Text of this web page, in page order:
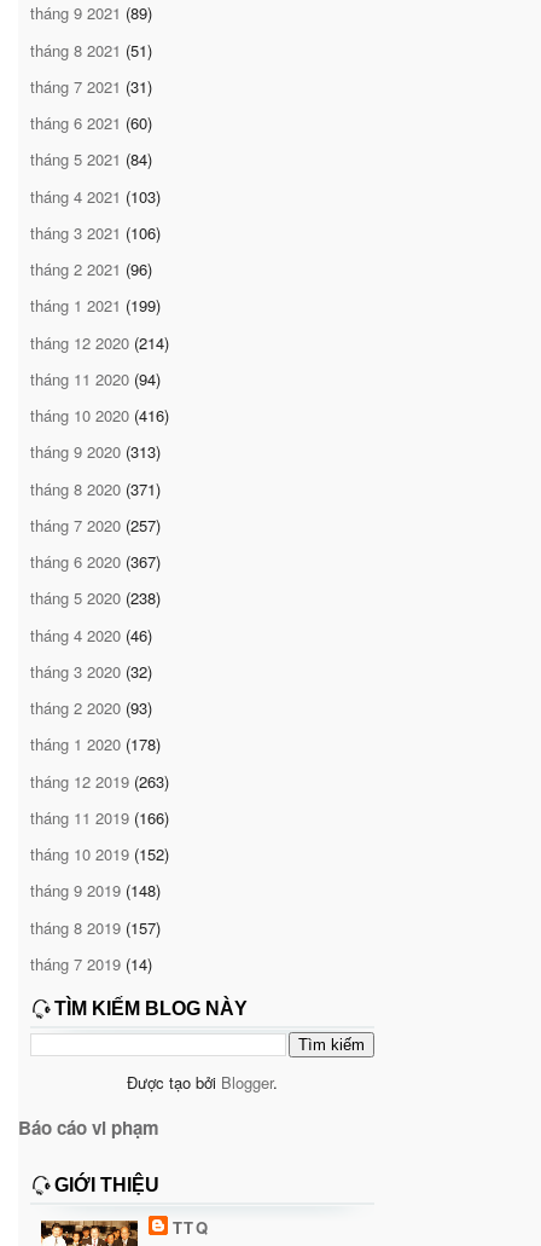
tháng 9 2021 (89)
tháng 8 2021 (51)
tháng 7 2021 (31)
tháng 6 2021 (60)
tháng 5 2021 (84)
tháng 4 2021 (103)
tháng 3 2021 (106)
tháng 2 2021 (96)
tháng 1 2021 (199)
tháng 12 2020 (214)
tháng 11 2020 (94)
tháng 10 2020 (416)
tháng 9 2020 (313)
tháng 8 2020 (371)
tháng 7 2020 (257)
tháng 6 2020 (367)
tháng 5 2020 (238)
tháng 4 2020 (46)
tháng 3 2020 (32)
tháng 2 2020 (93)
tháng 1 2020 (178)
tháng 12 2019 (263)
tháng 11 2019 (166)
tháng 10 2019 (152)
tháng 9 2019 (148)
tháng 8 2019 (157)
tháng 7 2019 (14)
TÌM KIẾM BLOG NÀY
Được tạo bởi Blogger.
Báo cáo vi phạm
GIỚI THIỆU
TTQ